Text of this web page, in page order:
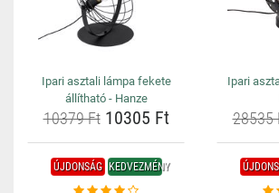
Ipari asztali lámpa fekete
állítható - Hanze
10379 Ft10305 Ft
Ipari
28535
ÚJDONSÁG KEDVEZMÉNY